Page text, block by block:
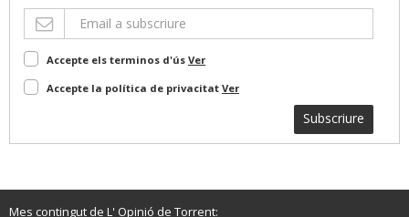
Accepte els terminos d'ús Ver
Accepte la política de privacitat Ver
Subscriure
Mes contingut de L' Opinió de Torrent: